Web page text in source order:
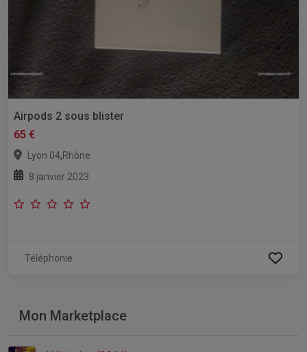
Airpods 2 sous blister
65 €
Lyon 04,Rhône
8 janvier 2023
Téléphonie
Mon Marketplace